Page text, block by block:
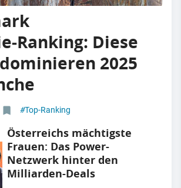
Diese
2025
#Top-Ranking
Österreichs mächtigste
Frauen: Das Power-
Netzwerk hinter den
Milliarden-Deals